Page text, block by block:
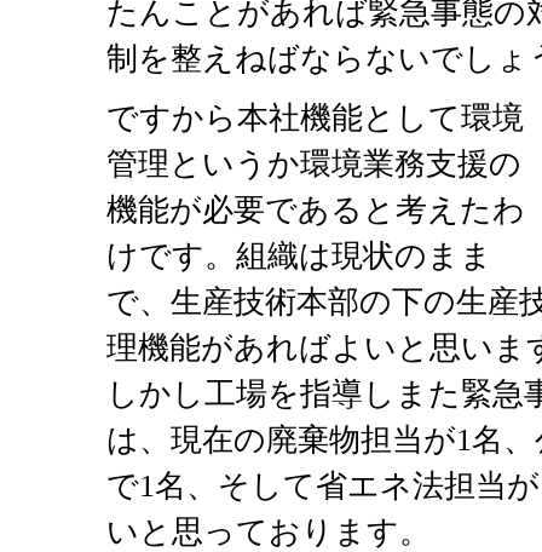
たんことがあれば緊急事態の
制を整えねばならないでしょ
ですから本社機能として環境
管理というか環境業務支援の
機能が必要であると考えたわ
けです。組織は現状のまま
で、生産技術本部の下の生産
理機能があればよいと思いま
しかし工場を指導しまた緊急
は、現在の廃棄物担当が1名
で1名、そして省エネ法担当
いと思っております。